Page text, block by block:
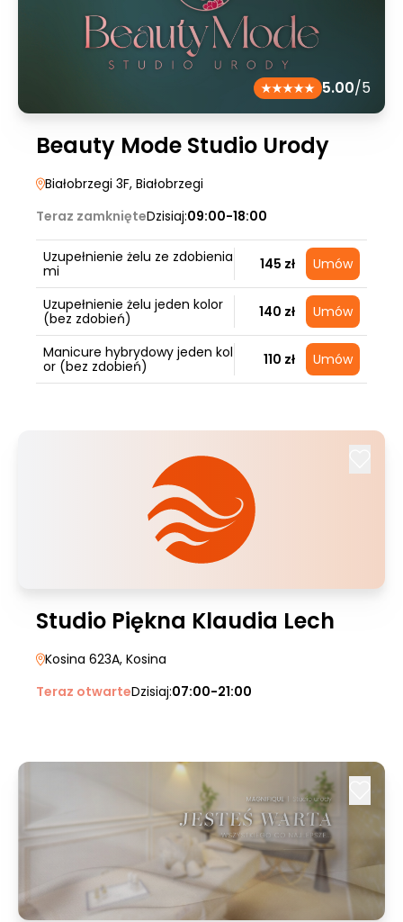
5.00/5
Beauty Mode Studio Urody
Białobrzegi 3F, Białobrzegi
Teraz zamknięteDzisiaj:09:00-18:00
Uzupełnienie żelu ze zdobienia
mi
145 zł Umów
Uzupełnienie żelu jeden kolor
(bez zdobień)
140 zł Umów
Manicure hybrydowy jeden kol
or (bez zdobień)
110 zł Umów
Studio Piękna Klaudia Lech
Kosina 623A, Kosina
Teraz otwarteDzisiaj:07:00-21:00